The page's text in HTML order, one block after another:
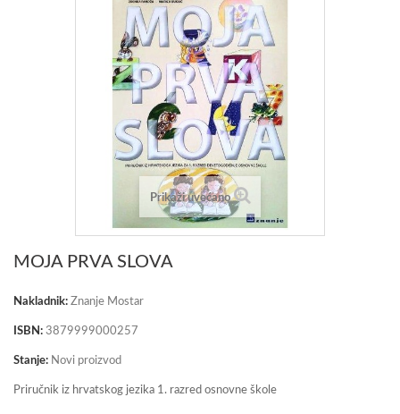
Prikaži uvećano
MOJA PRVA SLOVA
Nakladnik: Znanje Mostar
ISBN: 3879999000257
Stanje: Novi proizvod
Priručnik iz hrvatskog jezika 1. razred osnovne škole